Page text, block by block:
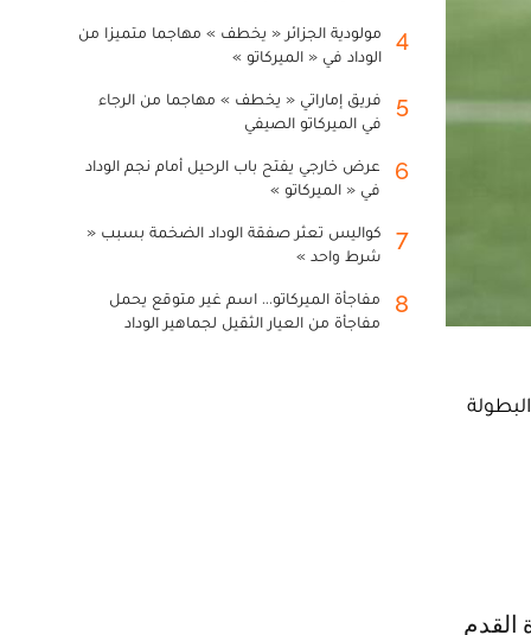
4
مولودية الجزائر « يخطف » مهاجما متميزا من
الوداد في « الميركاتو »
5
فريق إماراتي « يخطف » مهاجما من الرجاء
في الميركاتو الصيفي
6
عرض خارجي يفتح باب الرحيل أمام نجم الوداد
في « الميركاتو »
7
كواليس تعثر صفقة الوداد الضخمة بسبب «
شرط واحد »
8
مفاجأة الميركاتو... اسم غير متوقع يحمل
مفاجأة من العيار الثقيل لجماهير الوداد